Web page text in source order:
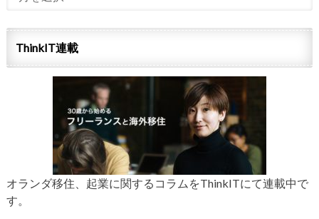
ThinkIT連載
オランダ移住、起業に関するコラムをThinkITにて連載中で
す。